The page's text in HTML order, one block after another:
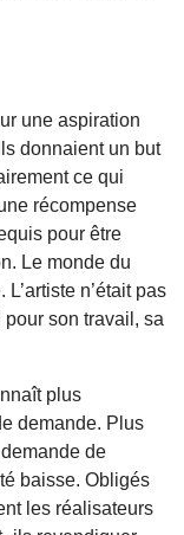
une aspiration
donnaient un but
ce qui
récompense
pour être
Le monde du
n’était pas
son travail, sa
plus
demande. Plus
de
baisse. Obligés
les réalisateurs